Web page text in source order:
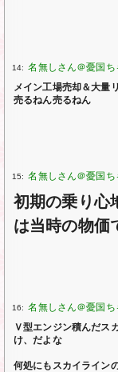
14:
メイン工場売却＆大量
売るねん売るねん
15:
初期の乗り心
は当時の物価
16:
Ｖ型エンジン積んだス
け、だよな
何処にもスカイライン